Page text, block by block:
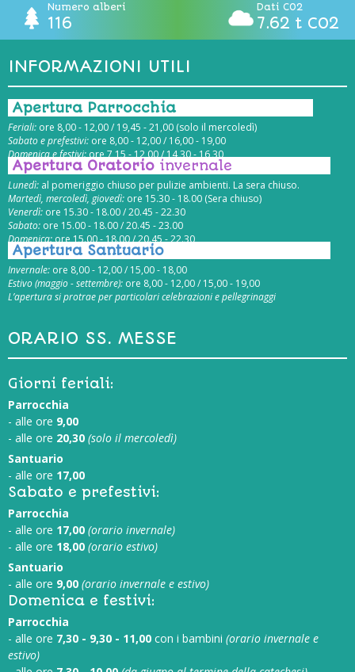
Numero alberi
116
Dati CO2
7.62 t CO2
INFORMAZIONI UTILI
Apertura Parrocchia
Feriali: ore 8,00 - 12,00 / 19,45 - 21,00 (solo il mercoledì)
Sabato e prefestivi: ore 8,00 - 12,00 / 16,00 - 19,00
Domenica e festivi:ore 7,15 - 12,00 / 14,30 - 16,30
Apertura Oratorio invernale
Lunedì: al pomeriggio chiuso per pulizie ambienti. La sera chiuso.
Martedì, mercoledì, giovedì: ore 15.30 - 18.00 (Sera chiuso)
Venerdì: ore 15.30 - 18.00 / 20.45 - 22.30
Sabato: ore 15.00 - 18.00 / 20.45 - 23.00
Domenica:ore 15.00 - 18.00 / 20.45 - 22.30
Apertura Santuario
Invernale: ore 8,00 - 12,00 / 15,00 - 18,00
Estivo (maggio - settembre): ore 8,00 - 12,00 / 15,00 - 19,00
L’apertura si protrae per particolari celebrazioni e pellegrinaggi
ORARIO SS. MESSE
Giorni feriali:
Parrocchia
- alle ore 9,00
- alle ore 20,30 (solo il mercoledì)
Santuario
- alle ore 17,00
Sabato e prefestivi:
Parrocchia
- alle ore 17,00 (orario invernale)
- alle ore 18,00 (orario estivo)
Santuario
- alle ore 9,00 (orario invernale e estivo)
Domenica e festivi:
Parrocchia
- alle ore 7,30 - 9,30 - 11,00 con i bambini (orario invernale e
estivo)